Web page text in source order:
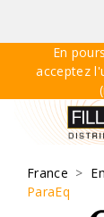
En
acceptez
France >
ParaEq